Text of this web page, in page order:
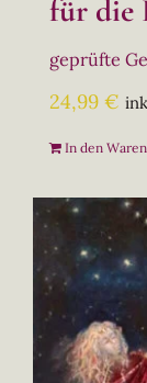
für die
geprüfte
24,99 €
In den